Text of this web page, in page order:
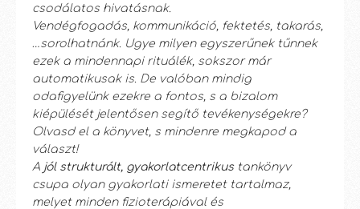
csodálatos hivatásnak.
Vendégfogadás, kommunikáció, fektetés, takarás,
…sorolhatnánk. Ugye milyen egyszerűnek tűnnek
ezek a mindennapi rituálék, sokszor már
automatikusak is. De valóban mindig
odafigyelünk ezekre a fontos, s a bizalom
kiépülését jelentősen segítő tevékenységekre?
Olvasd el a könyvet, s mindenre megkapod a
választ!
A jól strukturált, gyakorlatcentrikustankönyv
csupa olyan gyakorlati ismeretet tartalmaz,
melyet minden fizioterápiával és